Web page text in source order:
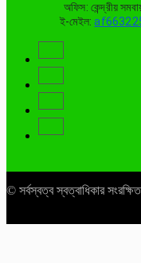
অফিস: কেন্দ্রীয়
ই-মেইল:
© সর্বস্বত্ব স্বত্বাধিকার সংরক্ষিত